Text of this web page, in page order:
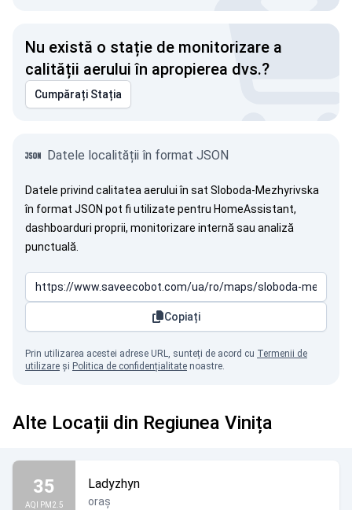
Nu există o stație de monitorizare a
calității aerului în apropierea dvs.?
Cumpărați Stația
Datele localității în format JSON
Datele privind calitatea aerului în sat Sloboda-Mezhyrivska
în format JSON pot fi utilizate pentru HomeAssistant,
dashboarduri proprii, monitorizare internă sau analiză
punctuală.
Copiați
Prin utilizarea acestei adrese URL, sunteți de acord cu Termenii de
utilizare și Politica de confidențialitate noastre.
Alte Locații din Regiunea Vinița
35
AQI PM2.5
Ladyzhyn
oraș